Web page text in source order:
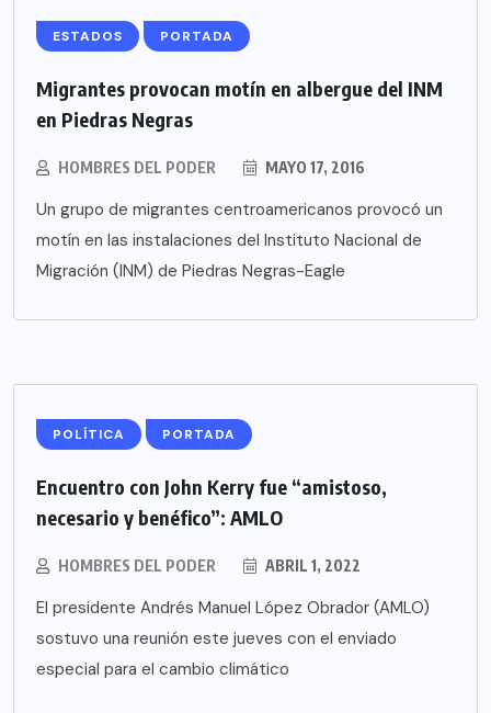
ESTADOS PORTADA
Migrantes provocan motín en albergue del INM
en Piedras Negras
HOMBRES DEL PODER MAYO 17, 2016
Un grupo de migrantes centroamericanos provocó un
motín en las instalaciones del Instituto Nacional de
Migración (INM) de Piedras Negras-Eagle
POLÍTICA PORTADA
Encuentro con John Kerry fue “amistoso,
necesario y benéfico”: AMLO
HOMBRES DEL PODER ABRIL 1, 2022
El presidente Andrés Manuel López Obrador (AMLO)
sostuvo una reunión este jueves con el enviado
especial para el cambio climático